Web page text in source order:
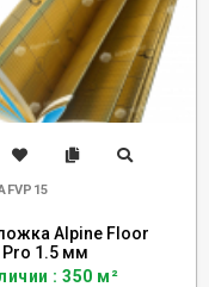
Alpine Floor
Pro 1.5 мм
: 350 м²